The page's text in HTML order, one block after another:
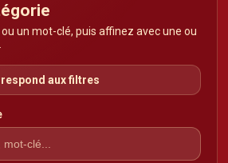
un mot-clé, puis affinez avec une ou
aux filtres